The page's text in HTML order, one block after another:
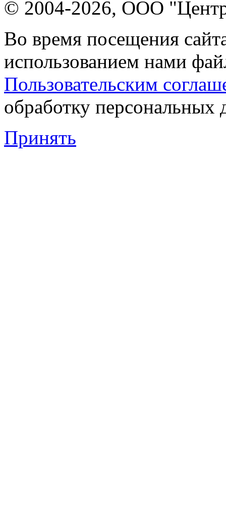
© 2004-2026, ООО "Центр
Во время посещения
использованием нами
Пользовательским
обработку персональных
Принять